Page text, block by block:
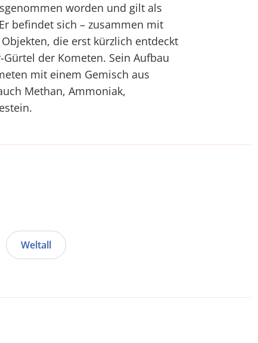
worden und gilt als
befindet sich – zusammen mit
die erst kürzlich entdeckt
der Kometen. Sein Aufbau
mit einem Gemisch aus
Methan, Ammoniak,
Weltall